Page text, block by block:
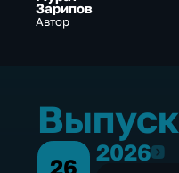
Зарипов
Автор
26
20262026